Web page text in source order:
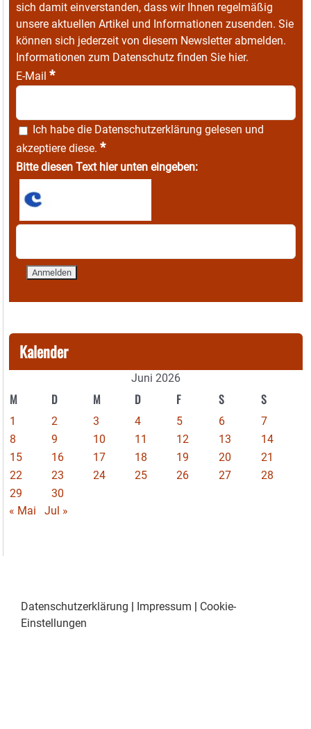
sich damit einverstanden, dass wir Ihnen regelmäßig
unsere aktuellen Artikel und Informationen zusenden. Sie
können sich jederzeit von diesem Newsletter abmelden.
Informationen zum Datenschutz finden Sie hier.
E-Mail *
Ich habe die Datenschutzerklärung gelesen und
akzeptiere diese. *
Bitte diesen Text hier unten eingeben:
Kalender
Juni 2026
M D M D F S S
1 2 3 4 5 6
7
8
9 10 11 12 13
14
15
16 17 18 19 20
21
22
23 24 25 26 27
28
29
30
« Mai
Jul »
Datenschutzerklärung Impressum
Cookie-
Einstellungen